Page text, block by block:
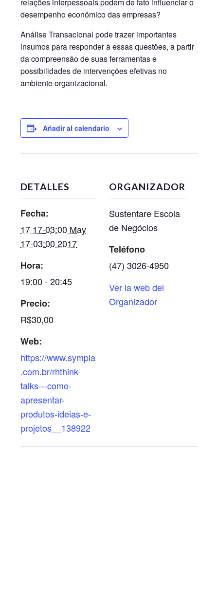
desempenho econômico das empresas?
Análise Transacional pode trazer importantes
insumos para responder à essas questões, a partir
da compreensão de suas ferramentas e
possibilidades de intervenções efetivas no
ambiente organizacional.
Añadir al calendario
DETALLES
Fecha:
17 17-03:00 May
17-03:00 2017
Hora:
19:00 - 20:45
Precio:
R$30,00
Web:
https://www.sympla
.com.br/rhthink-
talks---como-
apresentar-
produtos-ideias-e-
projetos__138922
ORGANIZADOR
Sustentare Escola
de Negócios
Teléfono
(47) 3026-4950
Ver la web del
Organizador